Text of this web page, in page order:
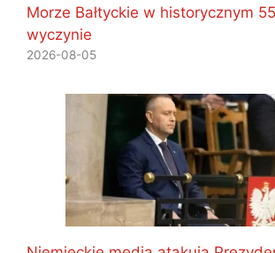
Morze Bałtyckie w historycznym
wyczynie
2026-08-05